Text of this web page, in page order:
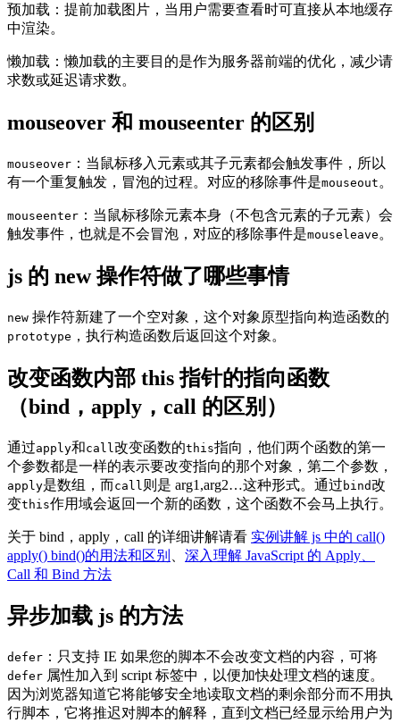
预加载：提前加载图片，当用户需要查看时可直接从本地缓存
中渲染。
懒加载：懒加载的主要目的是作为服务器前端的优化，减少请
求数或延迟请求数。
mouseover 和 mouseenter 的区别
mouseover ：当鼠标移入元素或其子元素都会触发事件，所以
有一个重复触发，冒泡的过程。对应的移除事件是mouseout 。
mouseenter ：当鼠标移除元素本身（不包含元素的子元素）会
触发事件，也就是不会冒泡，对应的移除事件是mouseleave 。
js 的 new 操作符做了哪些事情
new 操作符新建了一个空对象，这个对象原型指向构造函数的
prototype ，执行构造函数后返回这个对象。
改变函数内部 this 指针的指向函数
（bind，apply，call 的区别）
通过apply和call 改变函数的this指向，他们两个函数的第一
个参数都是一样的表示要改变指向的那个对象，第二个参数，
apply是数组，而call 则是 arg1,arg2…这种形式。通过 bind改
变this作用域会返回一个新的函数，这个函数不会马上执行。
关于 bind，apply，call 的详细讲解请看 实例讲解 js 中的 call()
apply() bind()的用法和区别
深入理解 JavaScript 的 Apply、
Call 和 Bind 方法
异步加载 js 的方法
defer ：只支持 IE 如果您的脚本不会改变文档的内容，可将
defer 属性加入到 script 标签中，以便加快处理文档的速度。
因为浏览器知道它将能够安全地读取文档的剩余部分而不用执
行脚本，它将推迟对脚本的解释，直到文档已经显示给用户为